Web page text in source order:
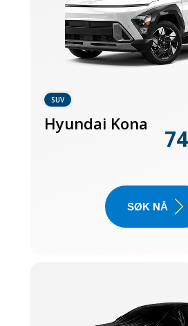
SUV
Hyundai Kona
SØK NÅ